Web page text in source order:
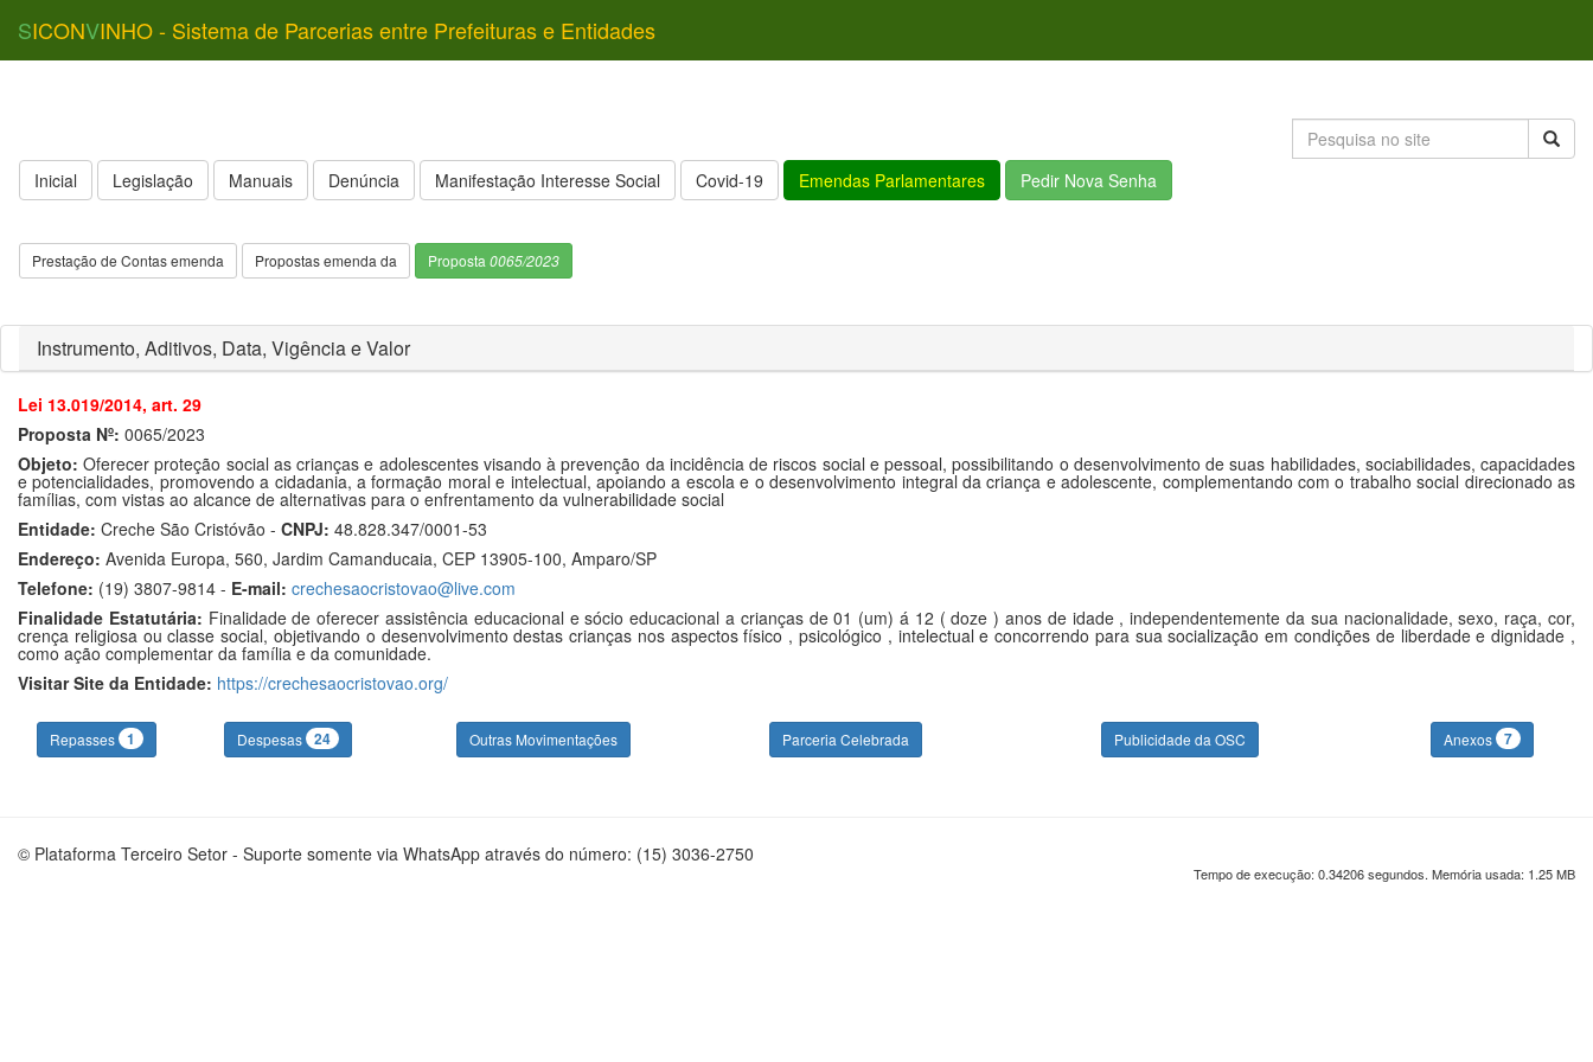
SICONVINHO - Sistema de Parcerias entre Prefeituras e Entidades
Inicial Legislação Manuais Denúncia Manifestação Interesse Social Covid-19 Emendas Parlamentares Pedir Nova Senha
Prestação de Contas emenda Propostas emenda da Proposta 0065/2023
Instrumento, Aditivos, Data, Vigência e Valor
Lei 13.019/2014, art. 29
Proposta Nº: 0065/2023
Objeto: Oferecer proteção social as crianças e adolescentes visando à prevenção da incidência de riscos social e pessoal, possibilitando o desenvolvimento de suas habilidades, sociabilidades, capacidades
e potencialidades, promovendo a cidadania, a formação moral e intelectual, apoiando a escola e o desenvolvimento integral da criança e adolescente, complementando com o trabalho social direcionado as
famílias, com vistas ao alcance de alternativas para o enfrentamento da vulnerabilidade social
Entidade: Creche São Cristóvão - CNPJ: 48.828.347/0001-53
Endereço: Avenida Europa, 560, Jardim Camanducaia, CEP 13905-100, Amparo/SP
Telefone: (19) 3807-9814 - E-mail: crechesaocristovao@live.com
Finalidade Estatutária: Finalidade de oferecer assistência educacional e sócio educacional a crianças de 01 (um) á 12 ( doze ) anos de idade , independentemente da sua nacionalidade, sexo, raça, cor,
crença religiosa ou classe social, objetivando o desenvolvimento destas crianças nos aspectos físico , psicológico , intelectual e concorrendo para sua socialização em condições de liberdade e dignidade ,
como ação complementar da família e da comunidade.
Visitar Site da Entidade: https://crechesaocristovao.org/
Repasses 1 Despesas 24 Outras Movimentações Parceria Celebrada Publicidade da OSC Anexos 7
© Plataforma Terceiro Setor - Suporte somente via WhatsApp através do número: (15) 3036-2750
Tempo de execução: 0.34206 segundos. Memória usada: 1.25 MB